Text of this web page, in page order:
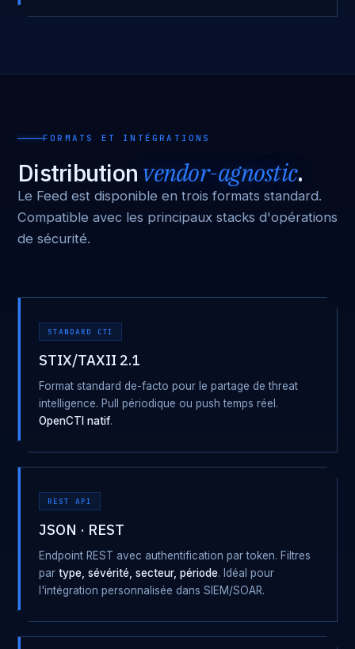
FORMATS ET INTÉGRATIONS
Distribution vendor-agnostic.
Le Feed est disponible en trois formats standard.
Compatible avec les principaux stacks d'opérations
de sécurité.
STANDARD CTI
STIX/TAXII 2.1
Format standard de-facto pour le partage de threat
intelligence. Pull périodique ou push temps réel.
OpenCTI natif.
REST API
JSON · REST
Endpoint REST avec authentification par token. Filtres
par type, sévérité, secteur, période. Idéal pour
l'intégration personnalisée dans SIEM/SOAR.